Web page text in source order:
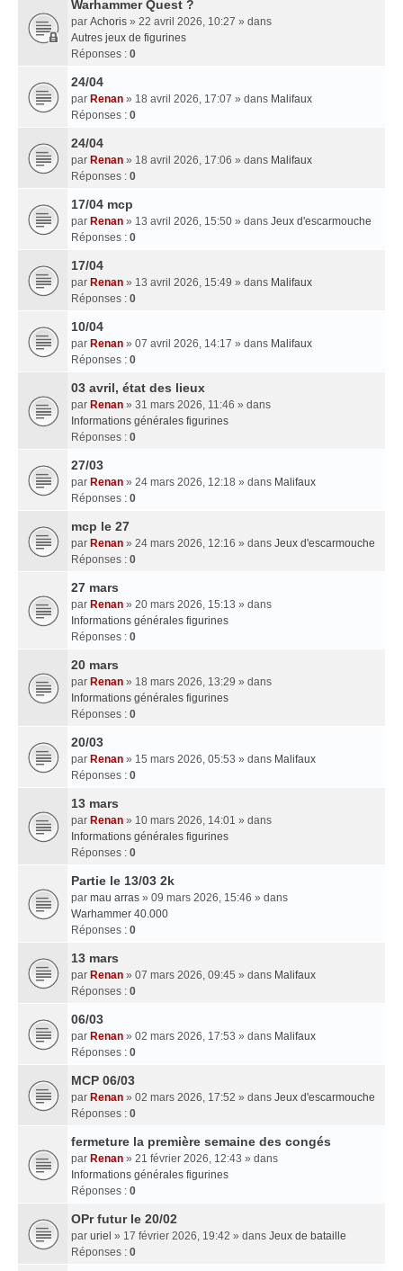
Warhammer Quest ?
par Achoris » 22 avril 2026, 10:27 » dans
Autres jeux de figurines
Réponses : 0
24/04
par Renan » 18 avril 2026, 17:07 » dans Malifaux
Réponses : 0
24/04
par Renan » 18 avril 2026, 17:06 » dans Malifaux
Réponses : 0
17/04 mcp
par Renan » 13 avril 2026, 15:50 » dans Jeux d'escarmouche
Réponses : 0
17/04
par Renan » 13 avril 2026, 15:49 » dans Malifaux
Réponses : 0
10/04
par Renan » 07 avril 2026, 14:17 » dans Malifaux
Réponses : 0
03 avril, état des lieux
par Renan » 31 mars 2026, 11:46 » dans
Informations générales figurines
Réponses : 0
27/03
par Renan » 24 mars 2026, 12:18 » dans Malifaux
Réponses : 0
mcp le 27
par Renan » 24 mars 2026, 12:16 » dans Jeux d'escarmouche
Réponses : 0
27 mars
par Renan » 20 mars 2026, 15:13 » dans
Informations générales figurines
Réponses : 0
20 mars
par Renan » 18 mars 2026, 13:29 » dans
Informations générales figurines
Réponses : 0
20/03
par Renan » 15 mars 2026, 05:53 » dans Malifaux
Réponses : 0
13 mars
par Renan » 10 mars 2026, 14:01 » dans
Informations générales figurines
Réponses : 0
Partie le 13/03 2k
par mau arras » 09 mars 2026, 15:46 » dans
Warhammer 40.000
Réponses : 0
13 mars
par Renan » 07 mars 2026, 09:45 » dans Malifaux
Réponses : 0
06/03
par Renan » 02 mars 2026, 17:53 » dans Malifaux
Réponses : 0
MCP 06/03
par Renan » 02 mars 2026, 17:52 » dans Jeux d'escarmouche
Réponses : 0
fermeture la première semaine des congés
par Renan » 21 février 2026, 12:43 » dans
Informations générales figurines
Réponses : 0
OPr futur le 20/02
par uriel » 17 février 2026, 19:42 » dans Jeux de bataille
Réponses : 0